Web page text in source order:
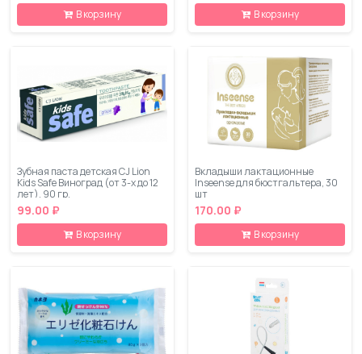
В корзину В корзину
Зубная паста детская CJ Lion
Kids Safe Виноград (от 3-х до 12
лет), 90 гр.
99.00 ₽
В корзину
Вкладыши лактационные
Inseense для бюстгальтера, 30
шт
170.00 ₽
В корзину